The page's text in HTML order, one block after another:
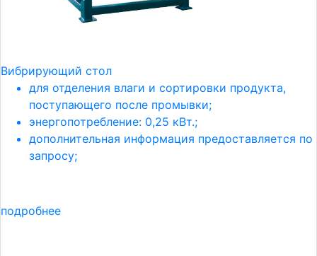
Вибрирующий стол
для отделения влаги и сортировки продукта,
поступающего после промывки;
энергопотребление: 0,25 кВт.;
дополнительная информация предоставляется по
запросу;
подробнее